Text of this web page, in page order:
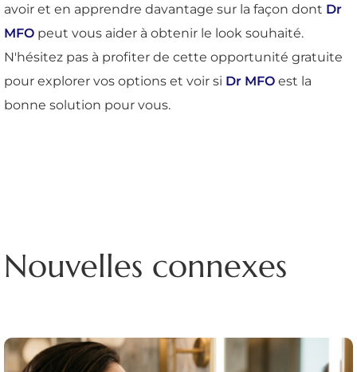
avoir et en apprendre davantage sur la façon dont Dr
MFO peut vous aider à obtenir le look souhaité.
N'hésitez pas à profiter de cette opportunité gratuite
pour explorer vos options et voir si Dr MFO est la
bonne solution pour vous.
Nouvelles connexes